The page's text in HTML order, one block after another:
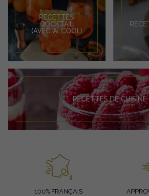
RECETTES
COCKTAIL
(AVEC ALCOOL)
RECETTES DE CUISINE
100% FRANÇAIS